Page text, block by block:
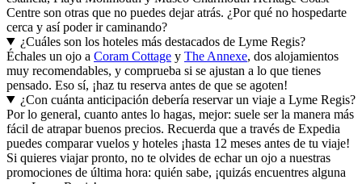
Centre son otras que no puedes dejar atrás. ¿Por qué no hospedarte
cerca y así poder ir caminando?
¿Cuáles son los hoteles más destacados de Lyme Regis?
Échales un ojo a Coram Cottage y The Annexe, dos alojamientos
muy recomendables, y comprueba si se ajustan a lo que tienes
pensado. Eso sí, ¡haz tu reserva antes de que se agoten!
¿Con cuánta anticipación debería reservar un viaje a Lyme Regis?
Por lo general, cuanto antes lo hagas, mejor: suele ser la manera más
fácil de atrapar buenos precios. Recuerda que a través de Expedia
puedes comparar vuelos y hoteles ¡hasta 12 meses antes de tu viaje!
Si quieres viajar pronto, no te olvides de echar un ojo a nuestras
promociones de última hora: quién sabe, ¡quizás encuentres alguna